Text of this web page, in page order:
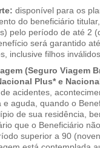
disponível para os
do beneficiário
pelo período de até 2
será garantido
inclusive filhos
(Seguro Viagem
Plus* e
acidentes,
e aguda, quando o
de sua residência,
que o Beneficiário
superior a 90